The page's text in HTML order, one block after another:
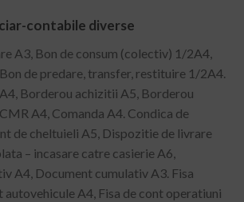
contabile diverse
A3, Bon de consum (colectiv) 1/2A4,
de predare, transfer, restituire 1/2A4.
Borderou achizitii A5, Borderou
A4, Comanda A4. Condica de
de cheltuieli A5, Dispozitie de livrare
– incasare catre casierie A6,
A4, Document cumulativ A3. Fisa
A4, Fisa de cont operatiuni